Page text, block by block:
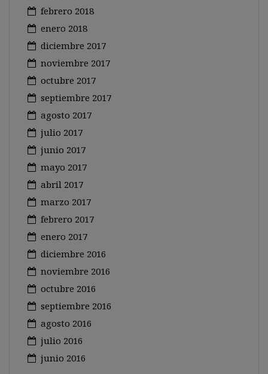
febrero 2018
enero 2018
diciembre 2017
noviembre 2017
octubre 2017
septiembre 2017
agosto 2017
julio 2017
junio 2017
mayo 2017
abril 2017
marzo 2017
febrero 2017
enero 2017
diciembre 2016
noviembre 2016
octubre 2016
septiembre 2016
agosto 2016
julio 2016
junio 2016